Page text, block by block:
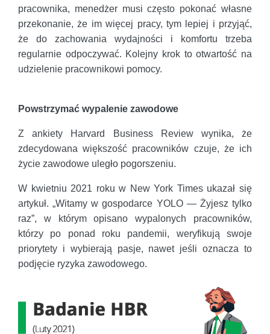
pracownika, menedżer musi często pokonać własne
przekonanie, że im więcej pracy, tym lepiej i przyjąć,
że do zachowania wydajności i komfortu trzeba
regularnie odpoczywać. Kolejny krok to otwartość na
udzielenie pracownikowi pomocy.
Powstrzymać wypalenie zawodowe
Z ankiety Harvard Business Review wynika, że
zdecydowana większość pracowników czuje, że ich
życie zawodowe uległo pogorszeniu.
W kwietniu 2021 roku w New York Times ukazał się
artykuł. „Witamy w gospodarce YOLO — Żyjesz tylko
raz”, w którym opisano wypalonych pracowników,
którzy po ponad roku pandemii, weryfikują swoje
priorytety i wybierają pasje, nawet jeśli oznacza to
podjęcie ryzyka zawodowego.